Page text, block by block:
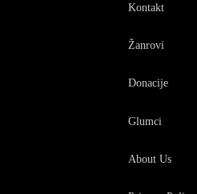
Kontakt
Žanrovi
Donacije
Glumci
About Us